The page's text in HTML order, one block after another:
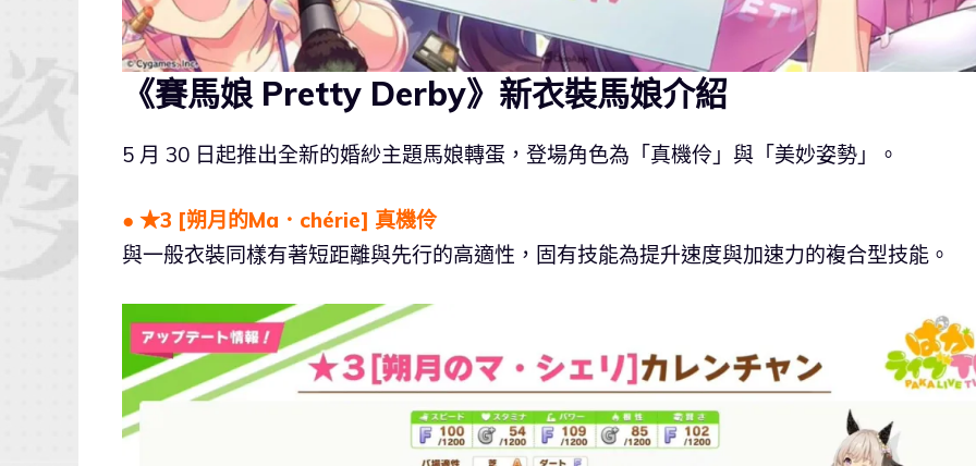
《賽馬娘 Pretty Derby》新衣裝馬娘介紹
5 月 30 日起推出全新的婚紗主題馬娘轉蛋，登場角色為「真機伶」與「美妙姿勢」。
● ★3 [朔月的Ma．chérie] 真機伶
與一般衣裝同樣有著短距離與先行的高適性，固有技能為提升速度與加速力的複合型技能。